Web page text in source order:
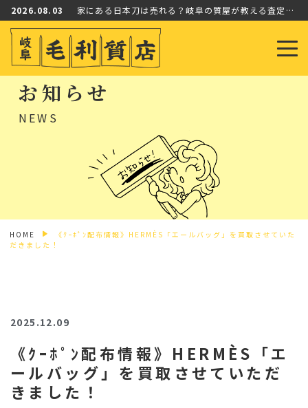
2026.08.03
家にある日本刀は売れる？岐阜の質屋が教える査定ポイントと価値の見分け方
2026.08.01
2026.08.06
【入荷情報】ルイ・ヴィトン モノグラム・シャドウのカードケースが入荷！メルカリShopsタイムセール…
2026.08.03
2026.08.01
お知らせ
NEWS
HOME
《ｸｰﾎﾟﾝ配布情報》HERMÈS「エールバッグ」を買取させていた
だきました！
2025.12.09
《ｸｰﾎﾟﾝ配布情報》HERMÈS「エ
ールバッグ」を買取させていただ
きました！